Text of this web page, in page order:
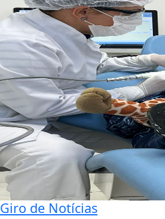
Giro de Notícias